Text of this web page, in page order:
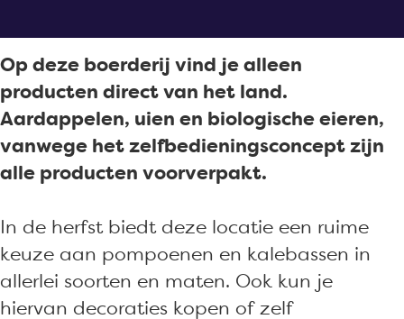
e
k
w
i
n
e
l
D
r
e
e
k
w
n
k
e
t
r
e
e
k
i
n
k
e
k
w
i
n
e
l
D
Op deze boerderij vind je alleen
producten direct van het land.
Aardappelen, uien en biologische eieren,
vanwege het zelfbedieningsconcept zijn
alle producten voorverpakt.
In de herfst biedt deze locatie een ruime
keuze aan pompoenen en kalebassen in
allerlei soorten en maten. Ook kun je
hiervan decoraties kopen of zelf